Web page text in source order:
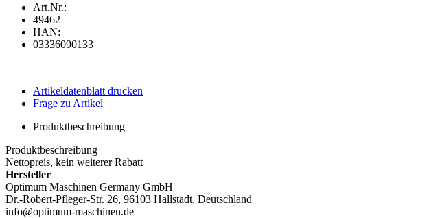
Art.Nr.:
49462
HAN:
03336090133
Artikeldatenblatt drucken
Frage zu Artikel
Produktbeschreibung
Produktbeschreibung
Nettopreis, kein weiterer Rabatt
Hersteller
Optimum Maschinen Germany GmbH
Dr.-Robert-Pfleger-Str. 26, 96103 Hallstadt, Deutschland
info@optimum-maschinen.de